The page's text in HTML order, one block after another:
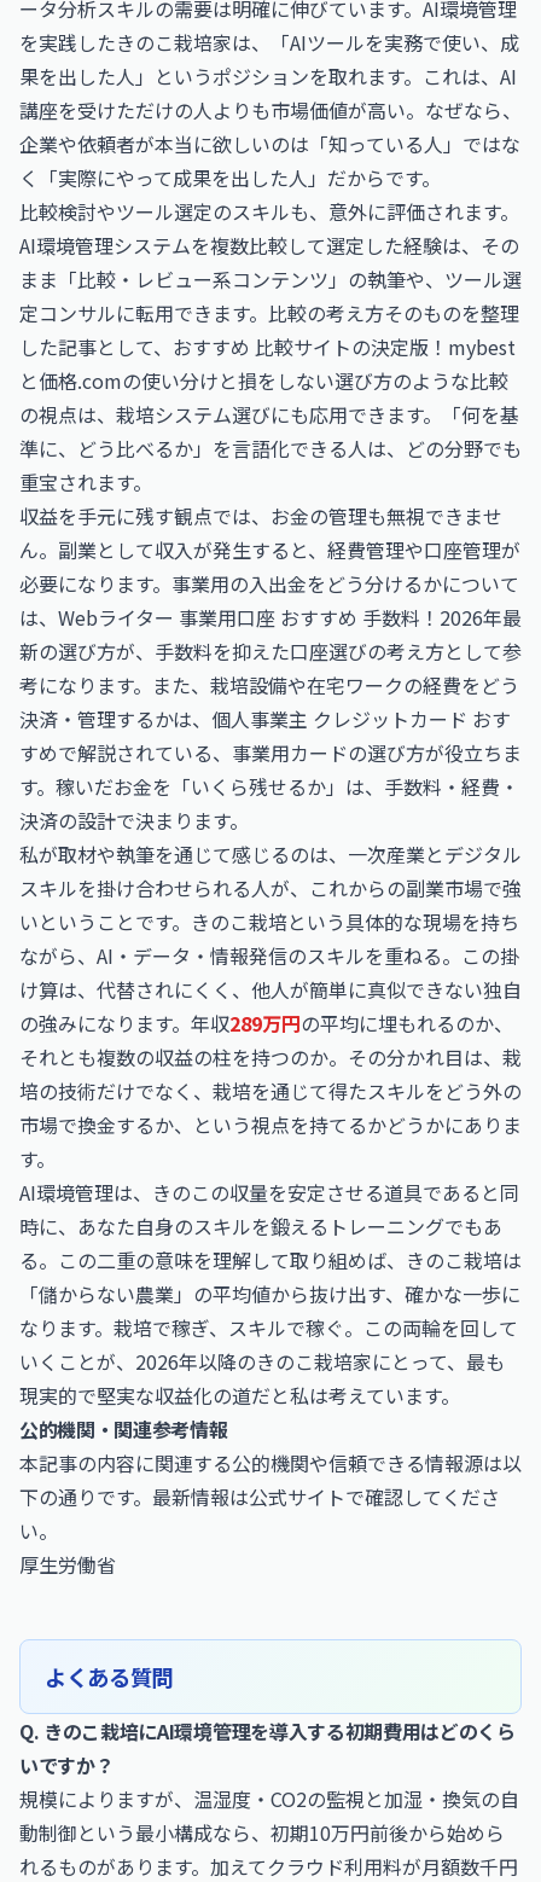
ータ分析スキルの需要は明確に伸びています。AI環境管理
を実践したきのこ栽培家は、「AIツールを実務で使い、成
果を出した人」というポジションを取れます。これは、AI
講座を受けただけの人よりも市場価値が高い。なぜなら、
企業や依頼者が本当に欲しいのは「知っている人」ではな
く「実際にやって成果を出した人」だからです。
比較検討やツール選定のスキルも、意外に評価されます。
AI環境管理システムを複数比較して選定した経験は、その
まま「比較・レビュー系コンテンツ」の執筆や、ツール選
定コンサルに転用できます。比較の考え方そのものを整理
した記事として、 おすすめ 比較サイトの決定版！mybest
と価格.comの使い分けと損をしない選び方のような比較
の視点は、栽培システム選びにも応用できます。「何を基
準に、どう比べるか」を言語化できる人は、どの分野でも
重宝されます。
収益を手元に残す観点では、お金の管理も無視できませ
ん。副業として収入が発生すると、経費管理や口座管理が
必要になります。事業用の入出金をどう分けるかについて
は、 Webライター 事業用口座 おすすめ 手数料！2026年最
新の選び方が、手数料を抑えた口座選びの考え方として参
考になります。また、栽培設備や在宅ワークの経費をどう
決済・管理するかは、 個人事業主 クレジットカード おす
すめで解説されている、事業用カードの選び方が役立ちま
す。稼いだお金を「いくら残せるか」は、手数料・経費・
決済の設計で決まります。
私が取材や執筆を通じて感じるのは、一次産業とデジタル
スキルを掛け合わせられる人が、これからの副業市場で強
いということです。きのこ栽培という具体的な現場を持ち
ながら、AI・データ・情報発信のスキルを重ねる。この掛
け算は、代替されにくく、他人が簡単に真似できない独自
の強みになります。年収289万円の平均に埋もれるのか、
それとも複数の収益の柱を持つのか。その分かれ目は、栽
培の技術だけでなく、栽培を通じて得たスキルをどう外の
市場で換金するか、という視点を持てるかどうかにありま
す。
AI環境管理は、きのこの収量を安定させる道具であると同
時に、あなた自身のスキルを鍛えるトレーニングでもあ
る。この二重の意味を理解して取り組めば、きのこ栽培は
「儲からない農業」の平均値から抜け出す、確かな一歩に
なります。栽培で稼ぎ、スキルで稼ぐ。この両輪を回して
いくことが、2026年以降のきのこ栽培家にとって、最も
現実的で堅実な収益化の道だと私は考えています。
公的機関・関連参考情報
本記事の内容に関連する公的機関や信頼できる情報源は以
下の通りです。最新情報は公式サイトで確認してくださ
い。
厚生労働省
よくある質問
Q. きのこ栽培にAI環境管理を導入する初期費用はどのくら
いですか？
規模によりますが、温湿度・CO2の監視と加湿・換気の自
動制御という最小構成なら、初期10万円前後から始めら
れるものがあります。加えてクラウド利用料が月額数千円